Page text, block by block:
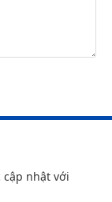
10 tháng
10 tháng
nhật với